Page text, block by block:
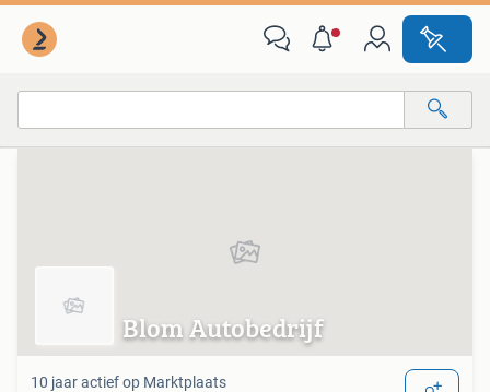
Van deze adverteerder
Blom Autobedrijf
10 jaar actief op Marktplaats